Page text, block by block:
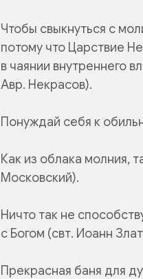
Чтобы свыкнуться с
потому что Царствие
в чаянии внутреннего
Авр. Некрасов).
Понуждай себя к
Как из облака молния,
Московский).
Ничто так не
с Богом (свт. Иоанн
Прекрасная баня для